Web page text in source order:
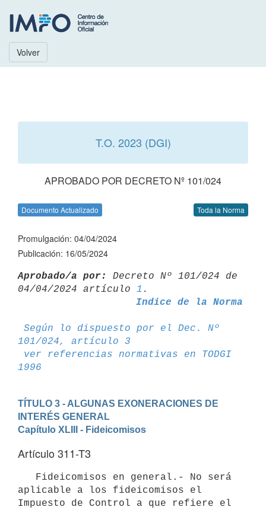
Volver
T.O. 2023 (DGI)
APROBADO POR DECRETO Nº 101/024
Documento Actualizado Toda la Norma
Promulgación: 04/04/2024
Publicación: 16/05/2024
Aprobado/a por:
Decreto Nº 101/024 de
04/04/2024 artículo 1
Indice de la Norma
Según lo dispuesto por el Dec. Nº
101/024, artículo 3
ver referencias normativas en TODGI
1996
TÍTULO 3 - ALGUNAS EXONERACIONES DE
INTERÉS GENERAL
Capítulo XLIII - Fideicomisos
Artículo 311-T3
aplicable a los fideicomisos el
Impuesto de Control a que refiere el